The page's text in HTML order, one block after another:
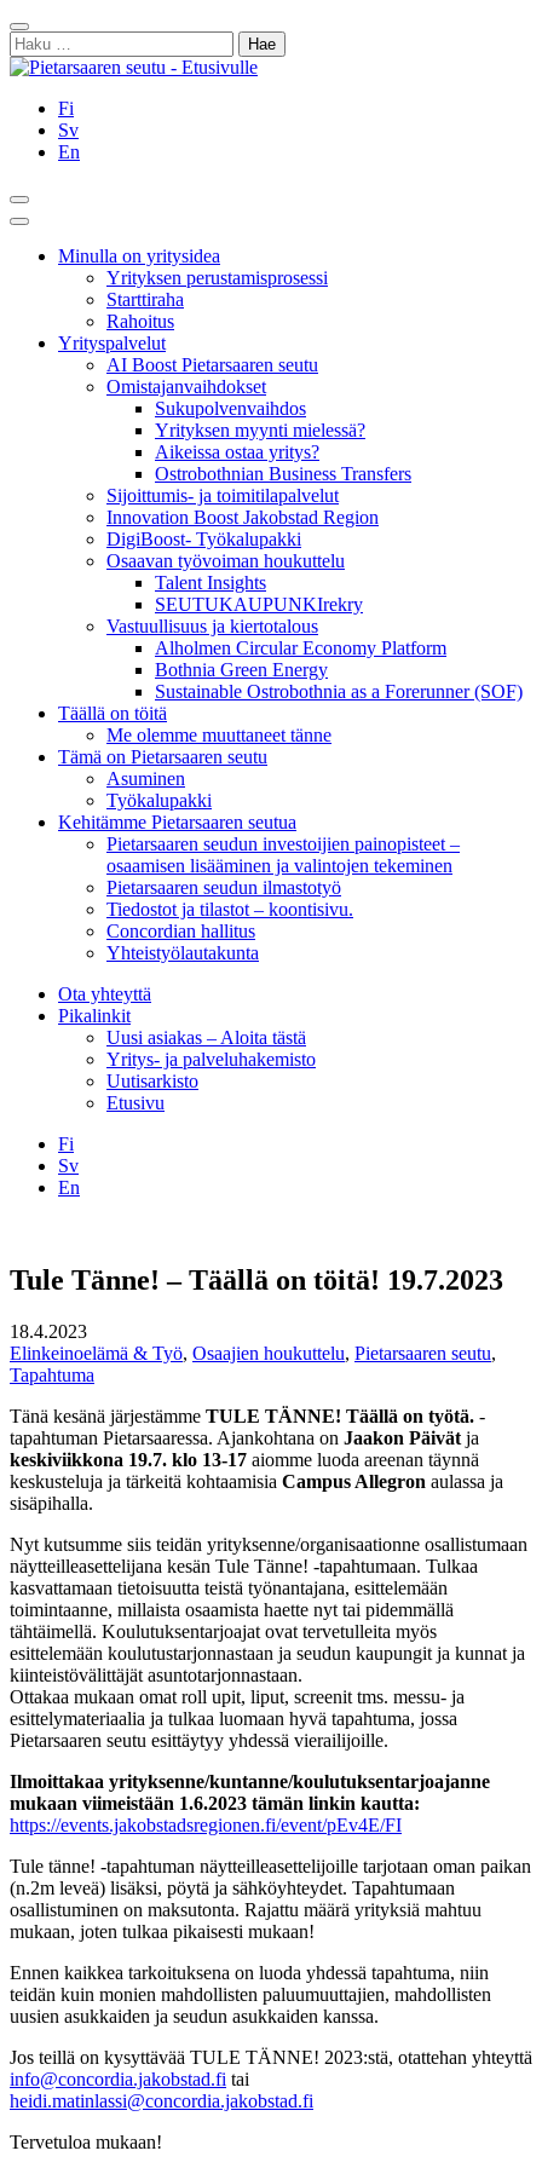
Siirry
sisältöön
Sulje
Haku:
Fi
Sv
En
Hae
Päävalikko
Minulla on yritysidea
Yrityksen perustamisprosessi
Starttiraha
Rahoitus
Yrityspalvelut
AI Boost Pietarsaaren seutu
Omistajanvaihdokset
Sukupolvenvaihdos
Yrityksen myynti mielessä?
Aikeissa ostaa yritys?
Ostrobothnian Business Transfers
Sijoittumis- ja toimitilapalvelut
Innovation Boost Jakobstad Region
DigiBoost- Työkalupakki
Osaavan työvoiman houkuttelu
Talent Insights
SEUTUKAUPUNKIrekry
Vastuullisuus ja kiertotalous
Alholmen Circular Economy Platform
Bothnia Green Energy
Sustainable Ostrobothnia as a Forerunner (SOF)
Täällä on töitä
Me olemme muuttaneet tänne
Tämä on Pietarsaaren seutu
Asuminen
Työkalupakki
Kehitämme Pietarsaaren seutua
Pietarsaaren seudun investoijien painopisteet –
osaamisen lisääminen ja valintojen tekeminen
Pietarsaaren seudun ilmastotyö
Tiedostot ja tilastot – koontisivu.
Concordian hallitus
Yhteistyölautakunta
Ota yhteyttä
Pikalinkit
Uusi asiakas – Aloita tästä
Yritys- ja palveluhakemisto
Uutisarkisto
Etusivu
Fi
Sv
En
Tule Tänne! – Täällä on töitä! 19.7.2023
18.4.2023
Elinkeinoelämä & Työ, Osaajien houkuttelu, Pietarsaaren seutu,
Tapahtuma
Tänä kesänä järjestämme TULE TÄNNE! Täällä on työtä. -
tapahtuman Pietarsaaressa. Ajankohtana on Jaakon Päivät ja
keskiviikkona 19.7. klo 13-17 aiomme luoda areenan täynnä
keskusteluja ja tärkeitä kohtaamisia Campus Allegron aulassa ja
sisäpihalla.
Nyt kutsumme siis teidän yrityksenne/organisaationne osallistumaan
näytteilleasettelijana kesän Tule Tänne! -tapahtumaan. Tulkaa
kasvattamaan tietoisuutta teistä työnantajana, esittelemään
toimintaanne, millaista osaamista haette nyt tai pidemmällä
tähtäimellä. Koulutuksentarjoajat ovat tervetulleita myös
esittelemään koulutustarjonnastaan ja seudun kaupungit ja kunnat ja
kiinteistövälittäjät asuntotarjonnastaan.
Ottakaa mukaan omat roll upit, liput, screenit tms. messu- ja
esittelymateriaalia ja tulkaa luomaan hyvä tapahtuma, jossa
Pietarsaaren seutu esittäytyy yhdessä vierailijoille.
Ilmoittakaa yrityksenne/kuntanne/koulutuksentarjoajanne
mukaan viimeistään 1.6.2023 tämän linkin kautta:
https://events.jakobstadsregionen.fi/event/pEv4E/FI
Tule tänne! -tapahtuman näytteilleasettelijoille tarjotaan oman paikan
(n.2m leveä) lisäksi, pöytä ja sähköyhteydet. Tapahtumaan
osallistuminen on maksutonta. Rajattu määrä yrityksiä mahtuu
mukaan, joten tulkaa pikaisesti mukaan!
Ennen kaikkea tarkoituksena on luoda yhdessä tapahtuma, niin
teidän kuin monien mahdollisten paluumuuttajien, mahdollisten
uusien asukkaiden ja seudun asukkaiden kanssa.
Jos teillä on kysyttävää TULE TÄNNE! 2023:stä, otattehan yhteyttä
info@concordia.jakobstad.fi tai
heidi.matinlassi@concordia.jakobstad.fi
Tervetuloa mukaan!